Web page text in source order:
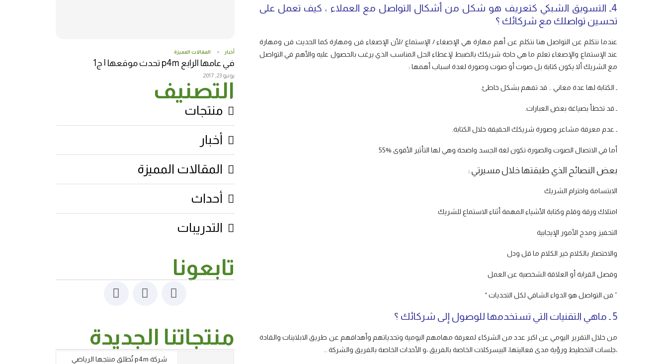
أخبار المقالات المميزة
في عامها الرابع p4m تحدث موقعها | ج1
يونيو 23, 2017
التصنيف
منتجات
أخبار
المقالات المميزة
أحداث
التدريبات
تابعونا
منتجاتنا الجديدة
شركة p4m تٌطلق منتجها الرياضي
4ـ التسويق الشبكي كتعريف هو شكل من أشكال التواصل مع العملاء ، كيف تعمل على
تحسين تواصلك مع شركائك ؟
عندما نتكلم عن التواصل هنا نتكلم عن أهم مهارة هي الإصغاء / الإستماع /لأن الإصغاء فن ومهارة كما الحديث فن ومهارة
عند الإستماع والإصغاء تعلم ما هي حاجة شريكك بالضبط لإعطاء الحل المناسب الذي يرغب بالحصول عليه والأهم في التواصل
مع الشريك ألا يكون كتابة بل صوت أو صوت وصورة لعدة اسباب أهمها :
ـ الكتابة لها عدة معاني .. قد تفهم بشكل خاطئ.
ـ قد تخطأ بصياغة بعض العبارات.
ـ عدم معرفة مشاعر وصورة شريكك الحقيقة خلال الكتابة.
أما في الاتصال الصوت والصورة تكون لغة الجسد واضحة وهي لها التأثير الأقوى 55‎%‎
بعض النصائح الذي طبقتها خلال مسيرتي :
الابتسامة واحترام الشريك
امتلاك ورقة وقلم وكتابة الأشياء المهمة أثناء الاستماع للشريك
التحفيز ومدح الأمور الإيجابية
والاختصار بالكلام خير الكلام ما قل ودل
وفصل القرابة أو العلاقة الشخصية عن العمل
” فن التواصل هو الدواء الشافي لكل التحديات “
5 ـ ماهي التقنيات التي تستخدمها للوصول إلى شركائك ؟
من خلال التقرير اليومي عن اكبر عدد من الشركاء لمعرفة مهامهم اليومية وتحدياتهم وأهدافهم عن طريق الابلاينات والقادة
،جلسات التخطيط ورؤية مدى فعاليتها، البيسركلات الخاصة بالفريق ،و الأحداث الخاصة بالفريق والشركة ..